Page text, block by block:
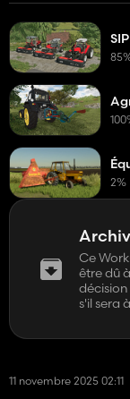
Ce
être dû
s'il sera
11 novembre 2025 02:11
2%